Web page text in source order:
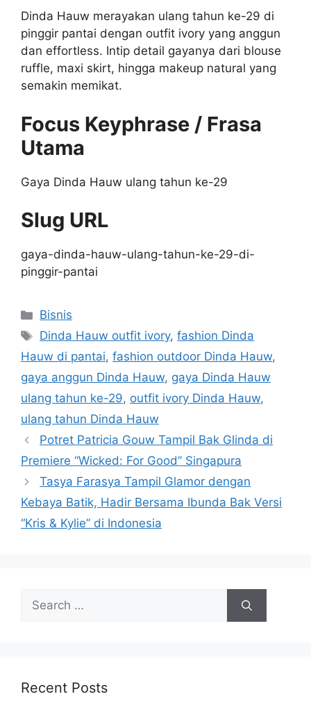
Dinda Hauw merayakan ulang tahun ke-29 di
pinggir pantai dengan outfit ivory yang anggun
dan effortless. Intip detail gayanya dari blouse
ruffle, maxi skirt, hingga makeup natural yang
semakin memikat.
Focus Keyphrase / Frasa
Utama
Gaya Dinda Hauw ulang tahun ke-29
Slug URL
gaya-dinda-hauw-ulang-tahun-ke-29-di-
pinggir-pantai
Categories
Bisnis
Tags
Dinda Hauw outfit ivory,fashion Dinda
Hauw di pantai, fashion outdoor Dinda Hauw,
gaya anggun Dinda Hauw, gaya Dinda Hauw
ulang tahun ke-29, outfit ivory Dinda Hauw,
ulang tahun Dinda Hauw
Potret Patricia Gouw Tampil Bak Glinda di
Premiere “Wicked: For Good” Singapura
Tasya Farasya Tampil Glamor dengan
Kebaya Batik, Hadir Bersama Ibunda Bak Versi
“Kris & Kylie” di Indonesia
Search
for:
Recent Posts